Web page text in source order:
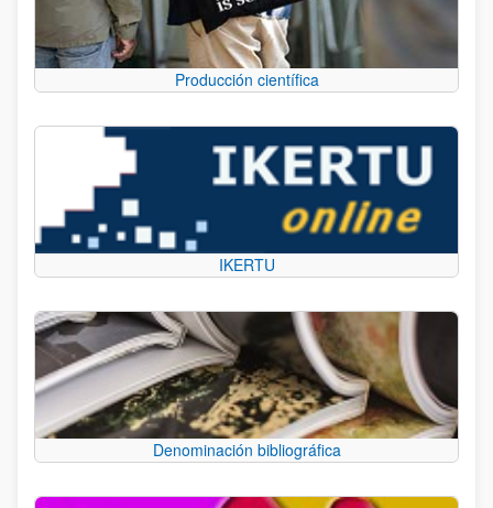
Producción científica
IKERTU
Denominación bibliográfica